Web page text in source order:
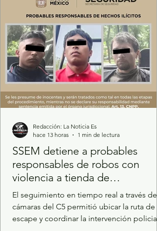
recreativas que fortalecieron
SSEM detiene a probables
responsables de robos con
violencia a tienda de
conveniencia en Tultepec
El seguimiento en tiempo real a través de
cámaras del C5 permitió ubicar la ruta de
escape y coordinar la intervención policial.
Redacción: La Noticia Es
hace 13 horas
1 min de lectura